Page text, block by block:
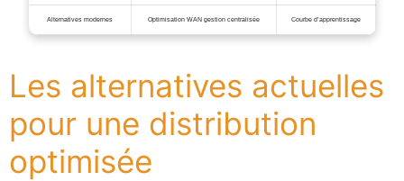
Alternatives modernes Optimisation WAN gestion centralisée Courbe d’apprentissage
Les alternatives actuelles
pour une distribution
optimisée